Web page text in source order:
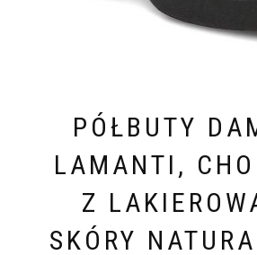
PÓŁBUTY
LAMANTI,
Z
SKÓRY